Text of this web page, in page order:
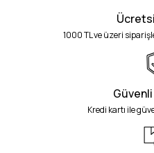
1000 TL ve üzeri
Güvenli
Kredi kartı ile